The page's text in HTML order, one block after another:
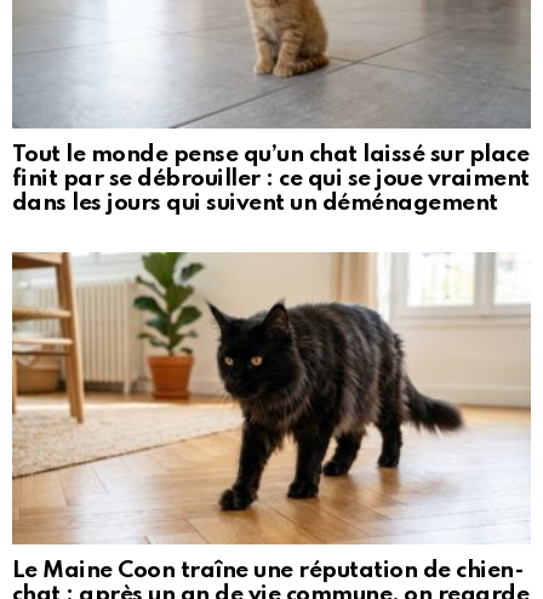
Tout le monde pense qu’un chat laissé sur place
finit par se débrouiller : ce qui se joue vraiment
dans les jours qui suivent un déménagement
Le Maine Coon traîne une réputation de chien-